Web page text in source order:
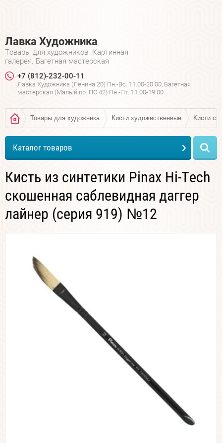
Лавка Художника
Товары для художников .Картинная
галерея. Багетная мастерская
+7 (812)-232-00-11
Лавка Художника (Ленина 20) Пн.-Вс. 11.00-20.00, Багетная
мастерская (Малый пр. ПС 42) Пн.-Пт. 11.00-19.00
Товары для художника Кисти художественные Кисти
Каталог товаров
Кисть из синтетики Pinax Hi-Tech
скошенная саблевидная даггер
лайнер (серия 919) №12